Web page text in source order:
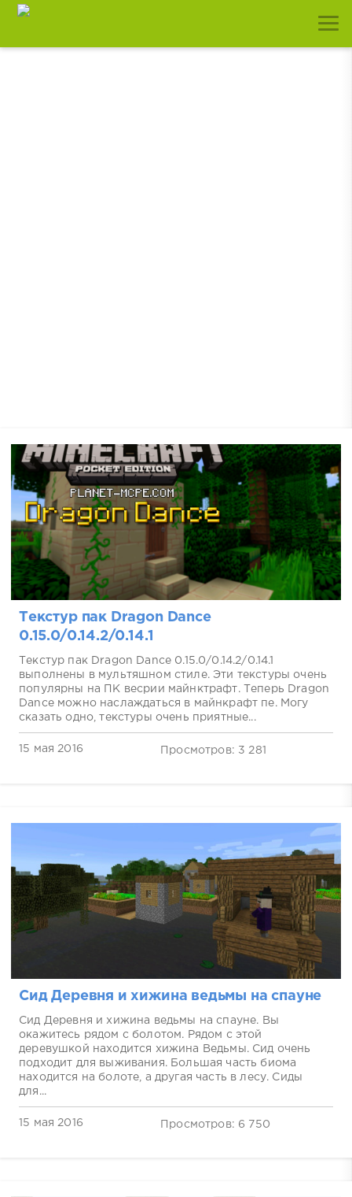
Текстур пак Dragon Dance
0.15.0/0.14.2/0.14.1
Текстур пак Dragon Dance 0.15.0/0.14.2/0.14.1
выполнены в мультяшном стиле. Эти текстуры очень
популярны на ПК весрии майнктрафт. Теперь Dragon
Dance можно наслаждаться в майнкрафт пе. Могу
сказать одно, текстуры очень приятные...
15 мая 2016 Просмотров: 3 281
Сид Деревня и хижина ведьмы на спауне
Сид Деревня и хижина ведьмы на спауне. Вы
окажитесь рядом с болотом. Рядом с этой
деревушкой находится хижина Ведьмы. Сид очень
подходит для выживания. Большая часть биома
находится на болоте, а другая часть в лесу. Сиды
для...
15 мая 2016 Просмотров: 6 750